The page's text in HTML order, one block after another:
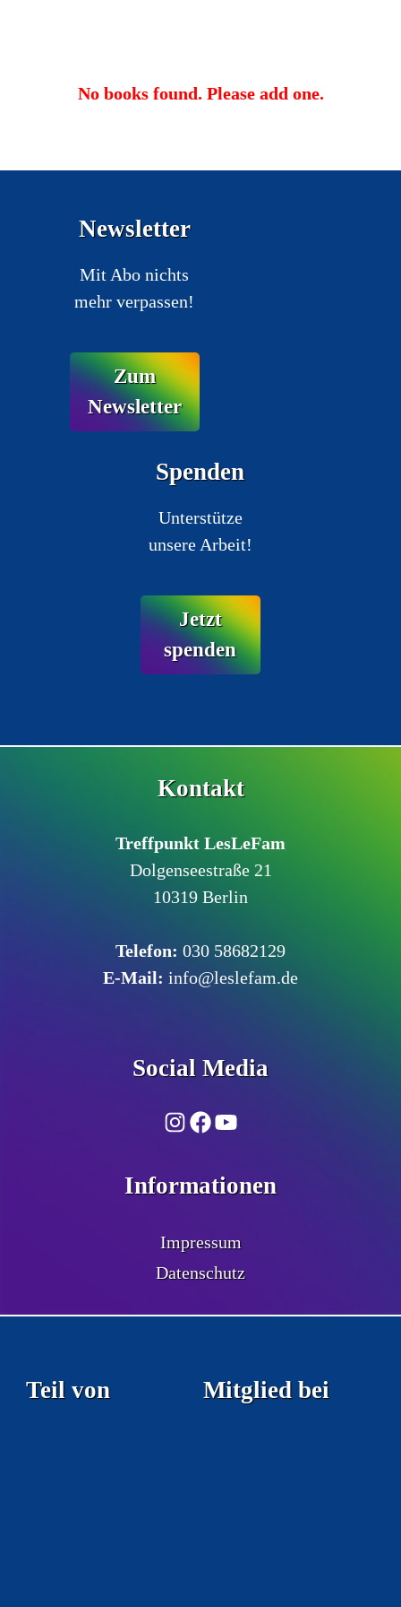
No books found. Please add one.
Newsletter
Mit Abo nichts
mehr verpassen!
Zum
Newsletter
Spenden
Unterstütze
unsere Arbeit!
Jetzt
spenden
Kontakt
Treffpunkt LesLeFam
Dolgenseestraße 21
10319 Berlin
Telefon­: 030 58682129
E-Mail: info@leslefam.de
Social Media
Instagram
Facebook
YouTube
Informationen
Impressum
Datenschutz
Teil von Mitglied bei